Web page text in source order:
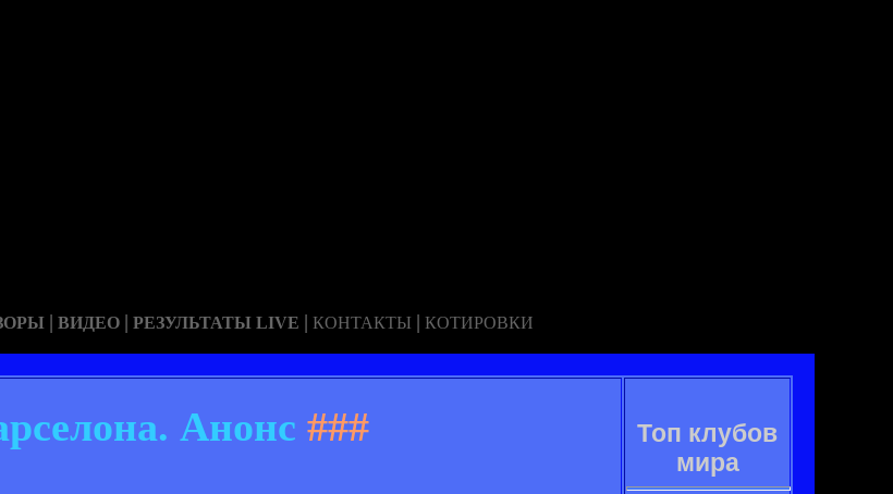
| ВИДЕО | РЕЗУЛЬТАТЫ LIVE | КОНТАКТЫ | КОТИРОВКИ
Анонс ###
Топ клубов
мира